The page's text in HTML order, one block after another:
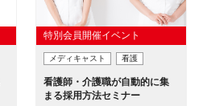
特別会員開催イベント
メディキャスト 看護
看護師・介護職が自動的に集
まる採用方法セミナー